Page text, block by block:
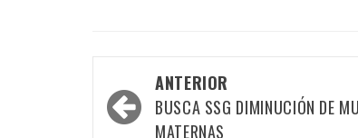
Navegación
por
ANTERIOR
BUSCA SSG DIMINUCIÓN DE
MATERNAS